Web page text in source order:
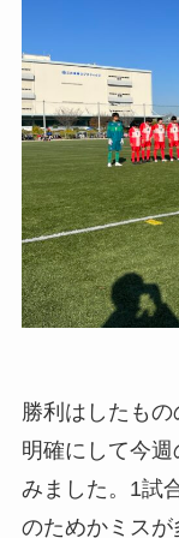
勝利はしたも
明確にして今
みました。1試
のためかミス